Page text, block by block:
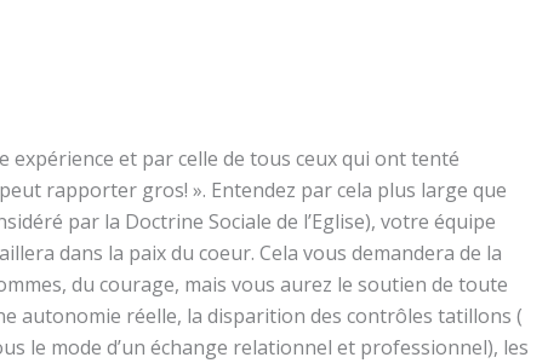
et par celle de tous ceux qui ont tenté
rapporter gros! ». Entendez par cela plus large que
par la Doctrine Sociale de l’Eglise), votre équipe
dans la paix du coeur. Cela vous demandera de la
du courage, mais vous aurez le soutien de toute
autonomie réelle, la disparition des contrôles tatillons (
le mode d’un échange relationnel et professionnel), les